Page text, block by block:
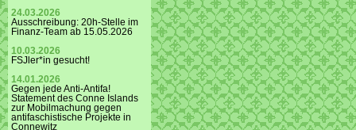
24.03.2026
Ausschreibung: 20h-Stelle im
Finanz-Team ab 15.05.2026
10.03.2026
FSJler*in gesucht!
14.01.2026
Gegen jede Anti-Antifa!
Statement des Conne Islands
zur Mobilmachung gegen
antifaschistische Projekte in
Connewitz